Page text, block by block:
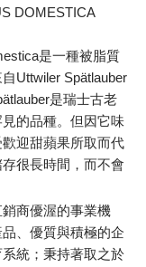
DOMESTICA
是一種被脂質
Uttwiler Spätlauber
是瑞士古老
的品種。但因它味
迎甜蘋果所取而代
很長時間，而不會
商優渥的事業機
、優質與積極的企
統；秉持著取之於